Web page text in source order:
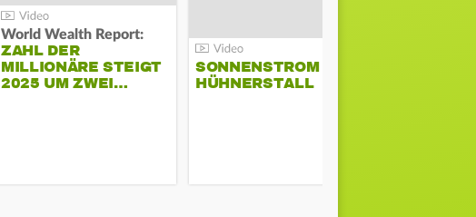
World Wealth Report:
ZAHL DER
MILLIONÄRE STEIGT
2025 UM ZWEI…
SONNENSTROM IM
HÜHNERSTALL